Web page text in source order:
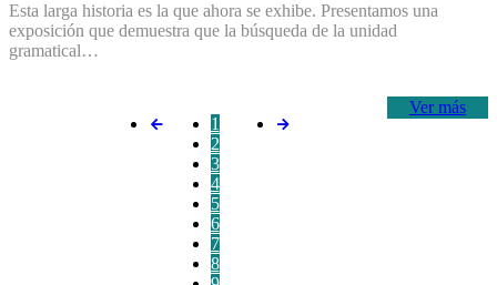
Esta larga historia es la que ahora se exhibe. Presentamos una
exposición que demuestra que la búsqueda de la unidad
gramatical…
Ver más
1
2
3
4
5
6
7
8